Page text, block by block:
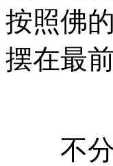
按照佛
摆在最
不分